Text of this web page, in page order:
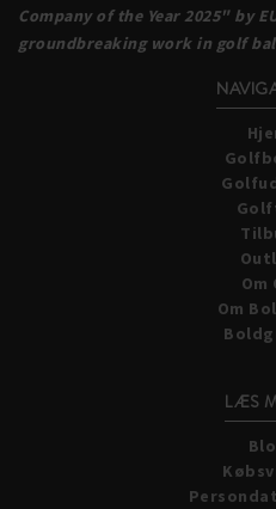
Company of the Year 2025" by
groundbreaking work in golf
Om
Om
LÆS